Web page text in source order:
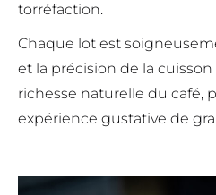
torréfaction.
Chaque lot est
et la précision de la
richesse naturelle du café,
expérience gustative de